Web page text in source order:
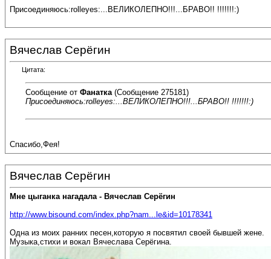
Присоединяюсь:rolleyes:...ВЕЛИКОЛЕПНО!!!...БРАВО!! !!!!!!!:)
Вячеслав Серёгин
Цитата:
Сообщение от Фанатка (Сообщение 275181)
Присоединяюсь:rolleyes:...ВЕЛИКОЛЕПНО!!!...БРАВО!! !!!!!!!:)
Спасибо,Фея!
Вячеслав Серёгин
Мне цыганка нагадала - Вячеслав Серёгин
http://www.bisound.com/index.php?nam...le&id=10178341
Одна из моих ранних песен,которую я посвятил своей бывшей жене.
Музыка,стихи и вокал Вячеслава Серёгина.